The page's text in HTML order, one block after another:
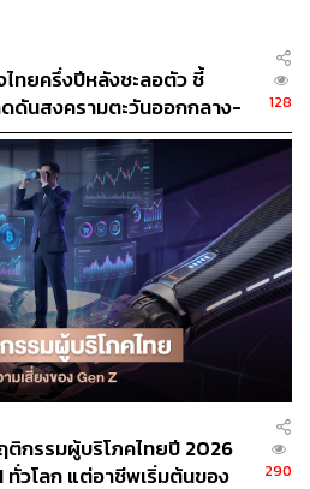
รลดหย่อนหรือยกเว้นอากรขา
นำเข้าน้อยลง เพื่อแข่งขันกับ
ได้ โดยประเทศผู้ให้สิทธิพิเศษ
ไม่หวังผลตอบแทนใดๆ
สิทธิ GSP จากหลายประเทศ
, สหภาพยุโรป, รัสเซีย, สวิตเซอร์
ปุ่น เป็นต้น โดยในส่วนของ
คยมีการยกเลิกการให้สิทธิ GSP
ไม่ปฏิบัติตามหลักเกณฑ์ที่วางไว้
GSP มีการปรับปรุงและปฏิบัติตาม
กลับคืนมา
กตร์เพียงจันทร์
รสินค้า (GSP)
ไทยครึ่งปีหลังชะลอตัว ชี้
ดันสงครามตะวันออกกลาง-
หม่
128
ติกรรมผู้บริโภคไทยปี 2026
วโลก แต่อาชีพเริ่มต้นของ
290